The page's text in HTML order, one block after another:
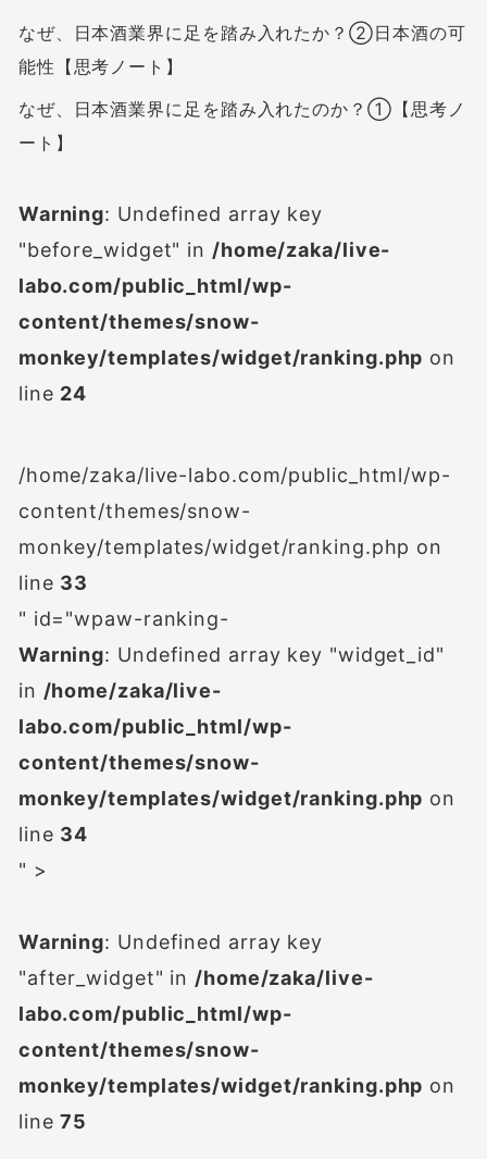
なぜ、日本酒業界に足を踏み入れたか？②日本酒の可
能性【思考ノート】
なぜ、日本酒業界に足を踏み入れたのか？①【思考ノ
ート】
Warning: Undefined array key
"before_widget" in /home/zaka/live-
labo.com/public_html/wp-
content/themes/snow-
monkey/templates/widget/ranking.php on
line 24
/home/zaka/live-labo.com/public_html/wp-
content/themes/snow-
monkey/templates/widget/ranking.php on
line 33
" id="wpaw-ranking-
Warning: Undefined array key "widget_id"
in /home/zaka/live-
labo.com/public_html/wp-
content/themes/snow-
monkey/templates/widget/ranking.php on
line 34
" >
Warning: Undefined array key
"after_widget" in /home/zaka/live-
labo.com/public_html/wp-
content/themes/snow-
monkey/templates/widget/ranking.php on
line75